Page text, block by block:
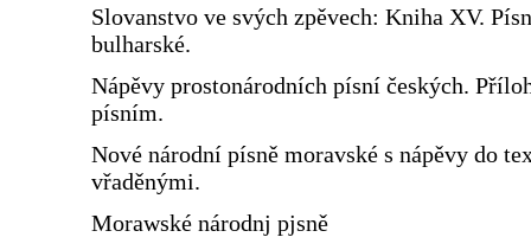
Slovanstvo ve svých zpěvech: Kniha XV.
bulharské.
Nápěvy prostonárodních písní českých.
písním.
Nové národní písně moravské s nápěvy do
vřaděnými.
Morawské národnj pjsně